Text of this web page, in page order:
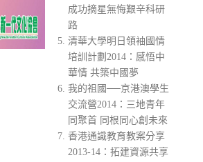
成功摘星無悔艱辛科研
路
清華大學明日領袖國情
培訓計劃2014：感悟中
華情 共築中國夢
我的祖國──京港澳學生
交流營2014：三地青年
同聚首 同根同心創未來
香港通識教育教案分享
2013-14：拓建資源共享